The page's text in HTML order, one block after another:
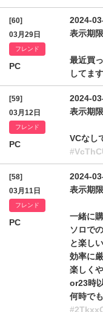
[60]
03月29日
フレンド
PC
2024-
表示期
最近買
してま
[59]
03月12日
フレンド
PC
2024-
表示期
VCなし
[58]
03月11日
フレンド
PC
2024-
表示期
一緒に
ソロで
と楽し
効率に
楽しく
or23時
何時で